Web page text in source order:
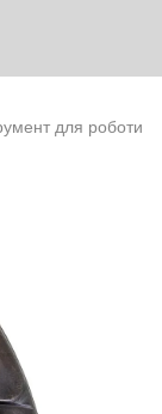
для роботи